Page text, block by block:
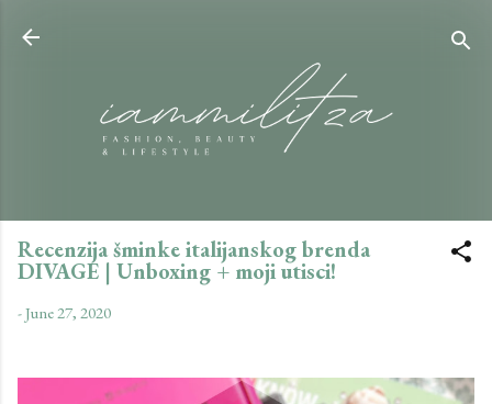
Recenzija šminke italijanskog brenda
DIVAGE | Unboxing + moji utisci!
-June 27, 2020